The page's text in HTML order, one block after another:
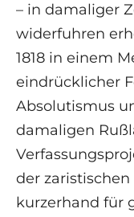
– in damaliger
widerfuhren
1818 in einem
eindrücklicher
Absolutismus
damaligen
der
kurzerhand für